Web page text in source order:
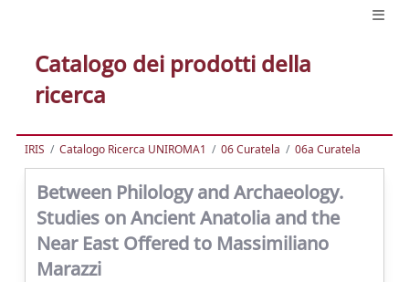
Catalogo dei prodotti della
ricerca
IRIS Catalogo Ricerca UNIROMA1 06 Curatela 06a Curatela
Between Philology and Archaeology.
Studies on Ancient Anatolia and the
Near East Offered to Massimiliano
Marazzi